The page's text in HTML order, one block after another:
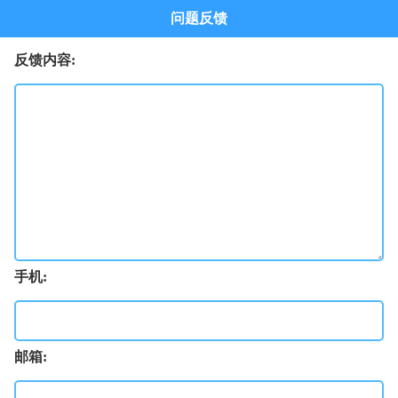
问题反馈
反馈内容:
手机:
邮箱: